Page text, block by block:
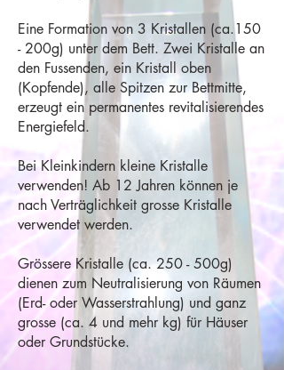
Eine Formation von 3 Kristallen (ca.150
- 200g) unter dem Bett. Zwei Kristalle an
den Fussenden, ein Kristall oben
(Kopfende), alle Spitzen zur Bettmitte,
erzeugt ein permanentes revitalisierendes
Energiefeld.
Bei Kleinkindern kleine Kristalle
verwenden! Ab 12 Jahren können je
nach Verträglichkeit grosse Kristalle
verwendet werden.
Grössere Kristalle (ca. 250 - 500g)
dienen zum Neutralisierung von Räumen
(Erd- oder Wasserstrahlung) und ganz
grosse (ca. 4 und mehr kg) für Häuser
oder Grundstücke.